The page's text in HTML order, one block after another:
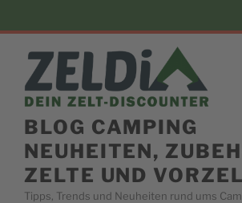
to
BLOG CAMPING
NEUHEITEN,
ZELTE UND
Tipps, Trends und Neuheiten rund ums